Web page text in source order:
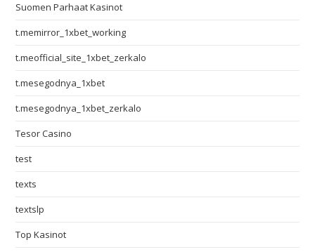
Suomen Parhaat Kasinot
t.memirror_1xbet_working
t.meofficial_site_1xbet_zerkalo
t.mesegodnya_1xbet
t.mesegodnya_1xbet_zerkalo
Tesor Casino
test
texts
textslp
Top Kasinot